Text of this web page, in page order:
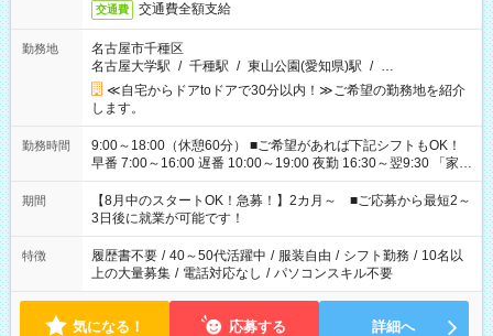
交通費 交通費全額支給
勤務地
名古屋市千種区
名古屋大学駅 / 千種駅 / 東山公園(愛知県)駅 / …
≪自宅からドアtoドアで30分以内！≫ご希望の勤務地を紹介
します。
勤務時間
9:00～18:00（休憩60分） ■ご希望があれば下記シフトもOK！
早番 7:00～16:00 遅番 10:00～19:00 夜勤 16:30～翌9:30 「家族
と休みを合わせたい」 「余裕を持って夕飯の準備がしたい」
「できれば残業はしたくない」 など、ご希望を教えてください
ね。 ※Wワーク希望の方へ 今ご覧のお仕事で希望する勤務時間
と、もう1つのお仕事の勤務時間。 合計で週40時間を超える場
合は応募できません。
期間
【8月中のスタートOK！急募！】2カ月～ ■ご応募から最短2～
3日後に就業が可能です！
特徴 履歴書不要 / 40～50代活躍中 / 服装自由 / シフト勤務 / 10名以
上の大量募集 / 電話対応なし / パソコンスキル不要
気になる！ 応募する 詳細へ